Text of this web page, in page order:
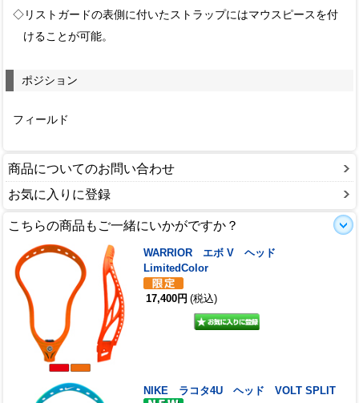
◇リストガードの表側に付いたストラップにはマウスピースを付
けることが可能。
ポジション
フィールド
商品についてのお問い合わせ
お気に入りに登録
こちらの商品もご一緒にいかがですか？
WARRIOR エボ V ヘッド
LimitedColor
17,400円 (税込)
NIKE ラコタ4U ヘッド VOLT SPLIT